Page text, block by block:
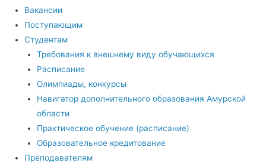
Вакансии
Поступающим
Студентам
Требования к внешнему виду обучающихся
Расписание
Олимпиады, конкурсы
Навигатор дополнительного образования Амурской
области
Практическое обучение (расписание)
Образовательное кредитование
Преподавателям